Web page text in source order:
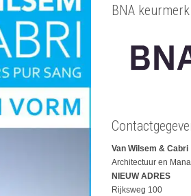
BNA keurmerk
Van Wilsem &
Architectuur en
NIEUW ADRES
Rijksweg 100